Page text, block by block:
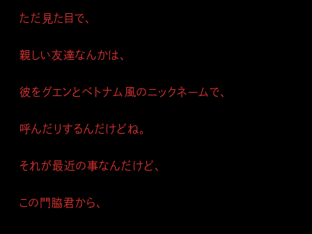
ただ見た目で、
親しい友達なんかは、
彼をグエンとベトナム風のニックネームで、
呼んだりするんだけどね。
それが最近の事なんだけど、
この門脇君から、